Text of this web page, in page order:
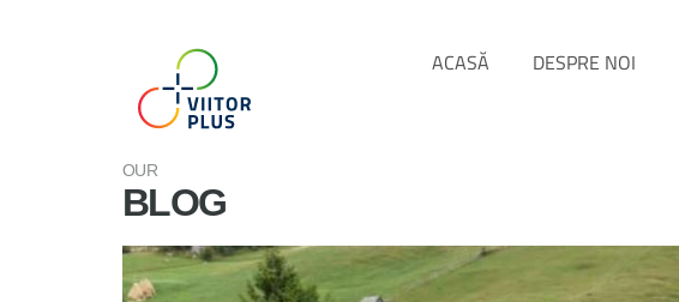
ACASĂ DESPRE NOI
OUR
BLOG